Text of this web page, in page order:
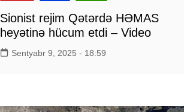
Sionist rejim Qətərdə HƏMAS
heyətinə hücum etdi – Video
Sentyabr 9, 2025 - 18:59